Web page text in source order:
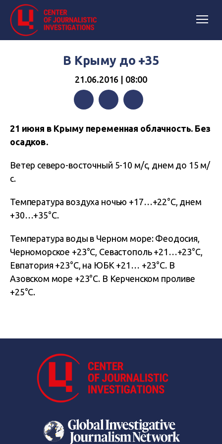
В Крыму до +35
21.06.2016 | 08:00
21 июня в Крыму переменная облачность. Без
осадков.
Ветер северо-восточный 5-10 м/с, днем до 15 м/
с.
Температура воздуха ночью +17…+22°С, днем
+30…+35°С.
Температура воды в Черном море: Феодосия,
Черноморское +23°С, Севастополь +21…+23°С,
Евпатория +23°С, на ЮБК +21… +23°С. В
Азовском море +23°С. В Керченском проливе
+25°С.